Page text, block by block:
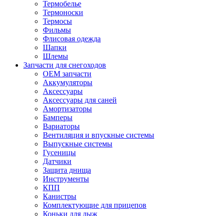
Термобелье
Термоноски
Термосы
Фильмы
Флисовая одежда
Шапки
Шлемы
Запчасти для снегоходов
OEM запчасти
Аккумуляторы
Аксессуары
Аксессуары для саней
Амортизаторы
Бамперы
Вариаторы
Вентиляция и впускные системы
Выпускные системы
Гусеницы
Датчики
Защита днища
Инструменты
КПП
Канистры
Комплектующие для прицепов
Коньки для лыж